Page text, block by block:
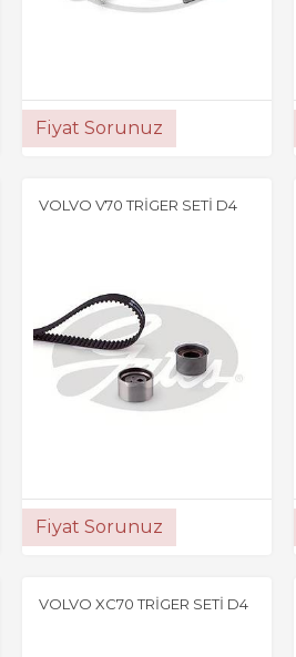
Fiyat Sorunuz
VOLVO V70 TRİGER SETİ D4
Fiyat Sorunuz
VOLVO XC70 TRİGER SETİ D4